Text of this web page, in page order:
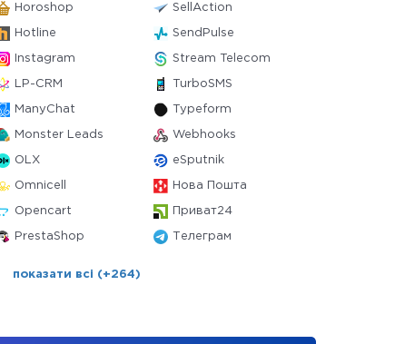
Horoshop SellAction
Hotline SendPulse
Instagram Stream Telecom
LP-CRM TurboSMS
ManyChat Typeform
Monster Leads Webhooks
OLX eSputnik
Omnicell Нова Пошта
Opencart Приват24
PrestaShop Телеграм
показати всі (+264)